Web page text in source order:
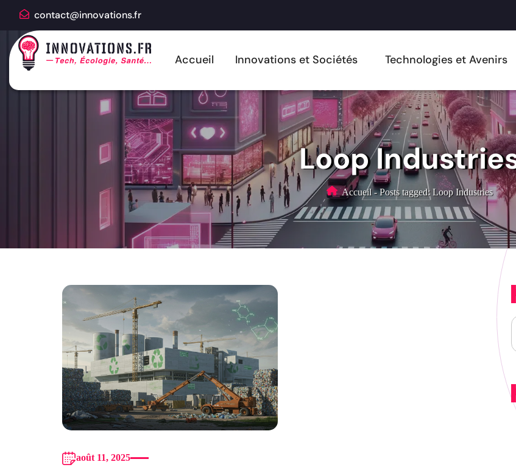
contact@innovations.fr
Accueil Innovations et Sociétés Technologies et Avenirs
Loop
Accueil - Posts tagged: Loop Industries
août 11, 2025